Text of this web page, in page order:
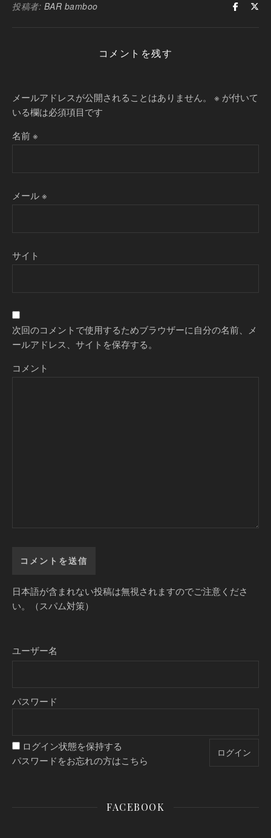
投稿者: BAR bamboo
コメントを残す
メールアドレスが公開されることはありません。 ※ が付いて
いる欄は必須項目です
名前※
メール※
サイト
次回のコメントで使用するためブラウザーに自分の名前、メ
ールアドレス、サイトを保存する。
コメント
日本語が含まれない投稿は無視されますのでご注意くださ
い。（スパム対策）
ユーザー名
パスワード
ログイン状態を保持する
パスワードをお忘れの方はこちら
FACEBOOK